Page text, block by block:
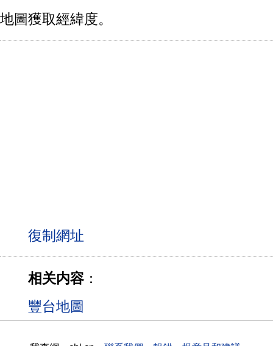
地圖獲取經緯度。
相关内容：
豐台地圖